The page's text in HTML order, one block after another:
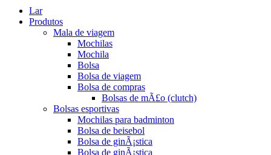
Lar
Produtos
Mala de viagem
Mochilas
Mochila
Bolsa
Bolsa de viagem
Bolsa de compras
Bolsas de mÃ£o (clutch)
Bolsas esportivas
Mochilas para badminton
Bolsa de beisebol
Bolsa de ginÃ¡stica
Bolsa de ginÃ¡stica